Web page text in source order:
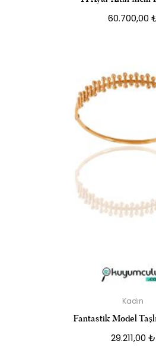
60.700,00
Kadın
Fantastik Model
29.211,00 ₺